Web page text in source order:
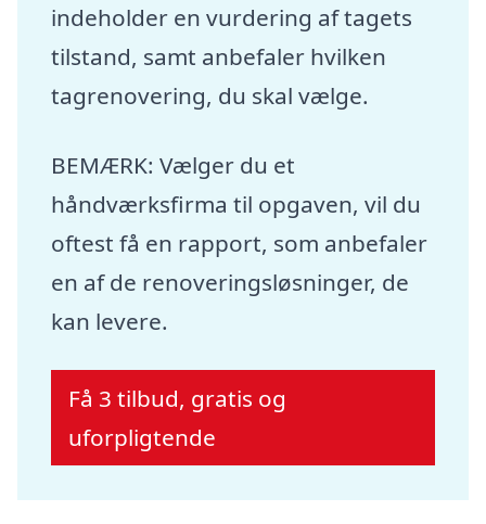
indeholder en vurdering af tagets
tilstand, samt anbefaler hvilken
tagrenovering, du skal vælge.
BEMÆRK: Vælger du et
håndværksfirma til opgaven, vil du
oftest få en rapport, som anbefaler
en af de renoveringsløsninger, de
kan levere.
Få 3 tilbud, gratis og
uforpligtende